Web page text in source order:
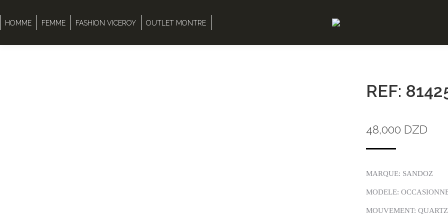
HOMME FEMME FASHION VICEROY OUTLET MONTRE
REF:
48,000 DZD
MARQUE: SANDOZ
MODELE:
MOUVEMENT: QUARTZ